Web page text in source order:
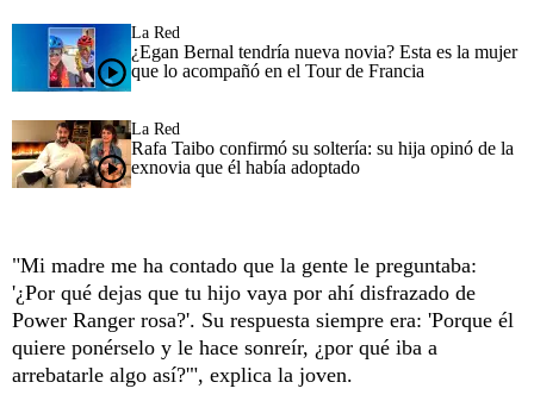
La Red
¿Egan Bernal tendría nueva novia? Esta es la mujer
que lo acompañó en el Tour de Francia
La Red
Rafa Taibo confirmó su soltería: su hija opinó de la
exnovia que él había adoptado
"Mi madre me ha contado que la gente le preguntaba:
'¿Por qué dejas que tu hijo vaya por ahí disfrazado de
Power Ranger rosa?'. Su respuesta siempre era: 'Porque él
quiere ponérselo y le hace sonreír, ¿por qué iba a
arrebatarle algo así?'", explica la joven.